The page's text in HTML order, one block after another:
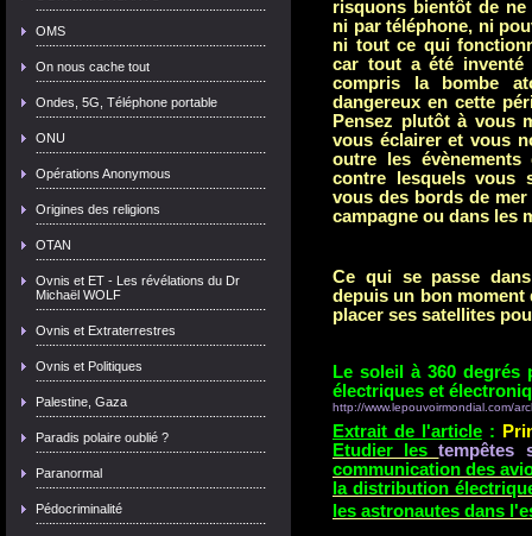
OMS
On nous cache tout
Ondes, 5G, Téléphone portable
ONU
Opérations Anonymous
Origines des religions
OTAN
Ovnis et ET - Les révélations du Dr
Michaël WOLF
Ovnis et Extraterrestres
Ovnis et Politiques
Palestine, Gaza
Paradis polaire oublié ?
Paranormal
Pédocriminalité
risquons bientôt de
ni par téléphone, ni
ni tout ce qui
car tout a été inventé
compris la bombe
dangereux en cette
Pensez plutôt à vous
vous éclairer et vous
outre les
contre lesquels vous
vous des bords de
campagne ou dans les
Ce qui se passe
depuis un bon moment
placer ses satellites
Le soleil à 360
électriques et
http://www.lepouvoirmondial.com/
Extrait de l'article:
Etudier lestempêtes
communication des
la distribution
les astronautes dans